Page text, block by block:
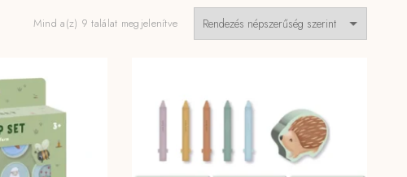
Mind a(z) 9 találat megjelenítveSorted